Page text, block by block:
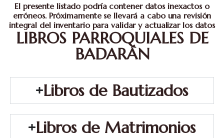
El presente listado podría contener datos inexactos o
erróneos. Próximamente se llevará a cabo una revisión
integral del inventario para validar y actualizar los datos
LIBROS PARROQUIALES DE
BADARÁN
Libros de Bautizados
Libros de Matrimonios